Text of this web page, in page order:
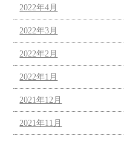
2022年4月
2022年3月
2022年2月
2022年1月
2021年12月
2021年11月